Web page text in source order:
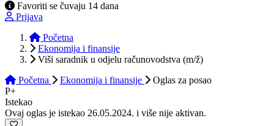
Favoriti se čuvaju 14 dana
Prijava
Početna
Ekonomija i finansije
Viši saradnik u odjelu računovodstva (m/ž)
Početna
Ekonomija i finansije Oglas za posao
P+
Istekao
Ovaj oglas je istekao 26.05.2024. i više nije aktivan.